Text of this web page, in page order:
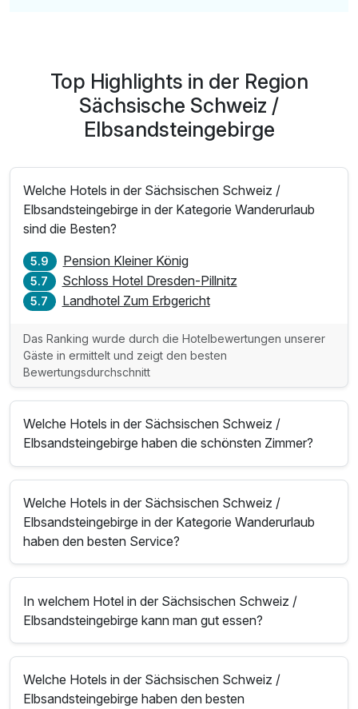
Top Highlights in der Region
Sächsische Schweiz /
Elbsandsteingebirge
Welche Hotels in der Sächsischen Schweiz /
Elbsandsteingebirge in der Kategorie Wanderurlaub
sind die Besten?
5.9 Pension Kleiner König
5.7 Schloss Hotel Dresden-Pillnitz
5.7 Landhotel Zum Erbgericht
Das Ranking wurde durch die Hotelbewertungen unserer
Gäste in ermittelt und zeigt den besten
Bewertungsdurchschnitt
Welche Hotels in der Sächsischen Schweiz /
Elbsandsteingebirge haben die schönsten Zimmer?
Welche Hotels in der Sächsischen Schweiz /
Elbsandsteingebirge in der Kategorie Wanderurlaub
haben den besten Service?
In welchem Hotel in der Sächsischen Schweiz /
Elbsandsteingebirge kann man gut essen?
Welche Hotels in der Sächsischen Schweiz /
Elbsandsteingebirge haben den besten